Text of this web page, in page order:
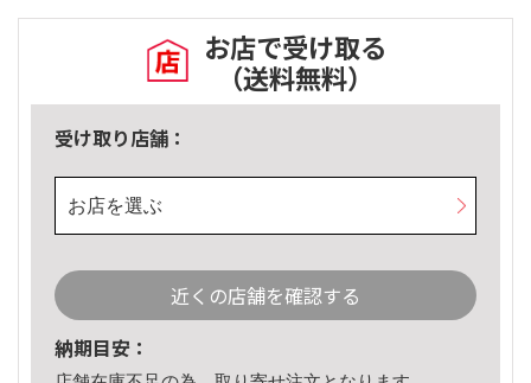
お店で受け取る
（送料無料）
受け取り店舗：
お店を選ぶ
近くの店舗を確認する
納期目安：